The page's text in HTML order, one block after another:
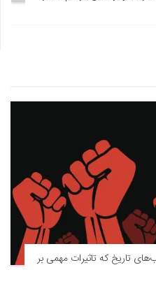
تاریخ که تاثیرات مهمی بر